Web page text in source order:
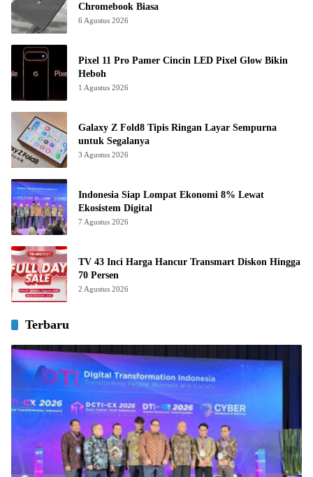
Chromebook Biasa
6 Agustus 2026
Pixel 11 Pro Pamer Cincin LED Pixel Glow Bikin
Heboh
1 Agustus 2026
Galaxy Z Fold8 Tipis Ringan Layar Sempurna
untuk Segalanya
3 Agustus 2026
Indonesia Siap Lompat Ekonomi 8% Lewat
Ekosistem Digital
7 Agustus 2026
TV 43 Inci Harga Hancur Transmart Diskon Hingga
70 Persen
2 Agustus 2026
Terbaru